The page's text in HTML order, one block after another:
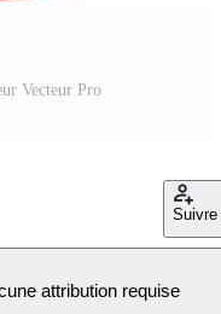
Vecteur Pro
Suivre
attribution requise